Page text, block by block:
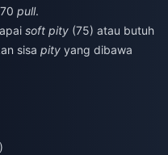
pull.
soft pity (75) atau butuh
sisa pity yang dibawa